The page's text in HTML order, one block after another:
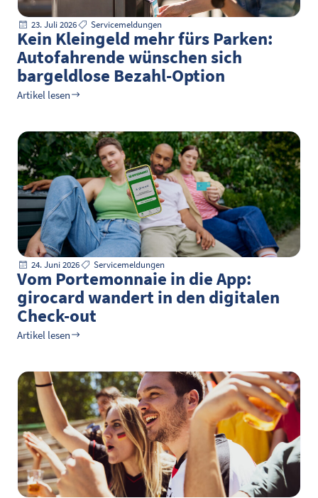
23. Juli 2026 Servicemeldungen
Kein Kleingeld mehr fürs Parken:
Autofahrende wünschen sich
bargeldlose Bezahl-Option
Artikel lesen
24. Juni 2026 Servicemeldungen
Vom Portemonnaie in die App:
girocard wandert in den digitalen
Check-out
Artikel lesen